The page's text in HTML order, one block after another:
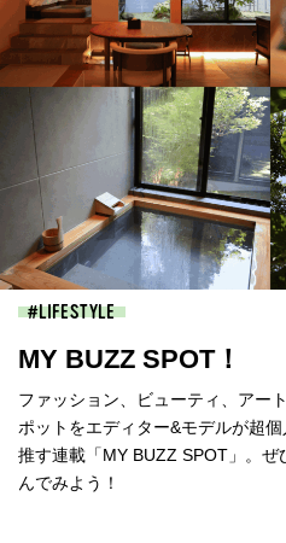
LIFESTYLE
MY BUZZ SPOT！
ファッション、ビューティ、アー
ポットをエディター&モデルが超
推す連載「MY BUZZ SPOT」。
んでみよう！